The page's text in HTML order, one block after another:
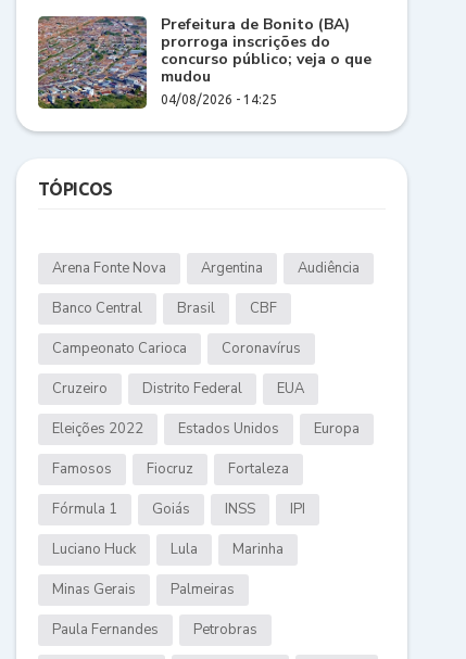
Prefeitura de Bonito (BA)
prorroga inscrições do
concurso público; veja o que
mudou
04/08/2026 - 14:25
TÓPICOS
Arena Fonte Nova Argentina Audiência
Banco Central Brasil CBF
Campeonato Carioca Coronavírus
Cruzeiro Distrito Federal EUA
Eleições 2022 Estados Unidos Europa
Famosos Fiocruz Fortaleza
Fórmula 1 Goiás INSS IPI
Luciano Huck Lula Marinha
Minas Gerais Palmeiras
Paula Fernandes Petrobras